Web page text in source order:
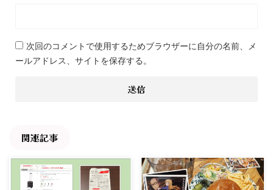
次回のコメントで使用するためブラウザーに自分の名前、メ
ールアドレス、サイトを保存する。
関連記事